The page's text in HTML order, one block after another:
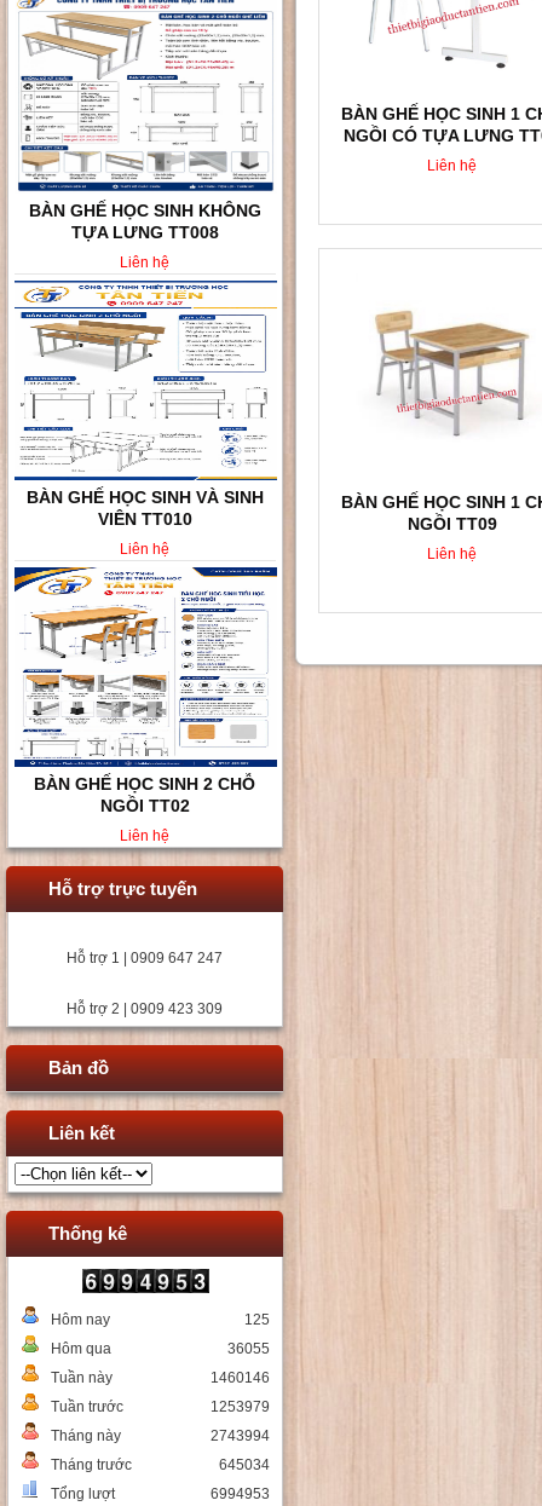
BÀN GHẾ HỌC SINH VÀ SINH
VIÊN TT010
Liên hệ
BÀN GHẾ HỌC SINH 2 CHỖ
NGỒI TT02
Liên hệ
BÀN GHẾ HỌC SINH KHÔNG
TỰA LƯNG TT008
Liên hệ
Hỗ trợ trực tuyến
Hỗ trợ 1 | 0909 647 247
Hỗ trợ 2 | 0909 423 309
Bản đồ
Liên kết
Thống kê
Hôm nay
125
Hôm qua
36055
Tuần này
1460146
Tuần trước
1253979
Tháng này
2743994
Tháng trước
645034
Tổng lượt
6994953
BÀN GHẾ HỌC SINH 1
NGỒI CÓ TỰA LƯNG
Liên hệ
BÀN GHẾ HỌC SINH 1
NGỒI TT09
Liên hệ